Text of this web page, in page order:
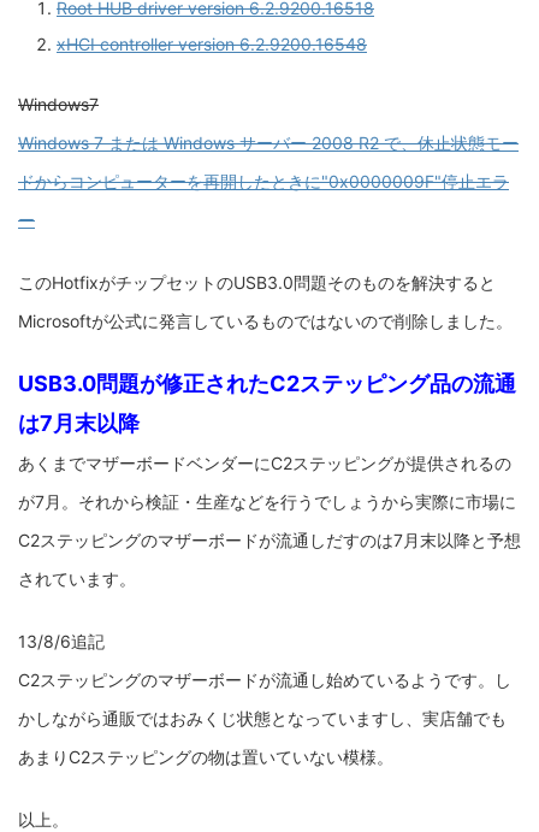
Root HUB driver version 6.2.9200.16518
xHCI controller version 6.2.9200.16548
Windows7
Windows 7 または Windows サーバー 2008 R2 で、休止状態モー
ドからコンピューターを再開したときに"0x0000009F"停止エラ
ー
このHotfixがチップセットのUSB3.0問題そのものを解決すると
Microsoftが公式に発言しているものではないので削除しました。
USB3.0問題が修正されたC2ステッピング品の流通
は7月末以降
あくまでマザーボードベンダーにC2ステッピングが提供されるの
が7月。それから検証・生産などを行うでしょうから実際に市場に
C2ステッピングのマザーボードが流通しだすのは7月末以降と予想
されています。
13/8/6追記
C2ステッピングのマザーボードが流通し始めているようです。し
かしながら通販ではおみくじ状態となっていますし、実店舗でも
あまりC2ステッピングの物は置いていない模様。
以上。